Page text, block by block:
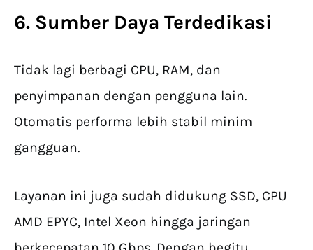
6. Sumber Daya Terdedikasi
Tidak lagi berbagi CPU, RAM, dan
penyimpanan dengan pengguna lain.
Otomatis performa lebih stabil minim
gangguan.
Layanan ini juga sudah didukung SSD, CPU
AMD EPYC, Intel Xeon hingga jaringan